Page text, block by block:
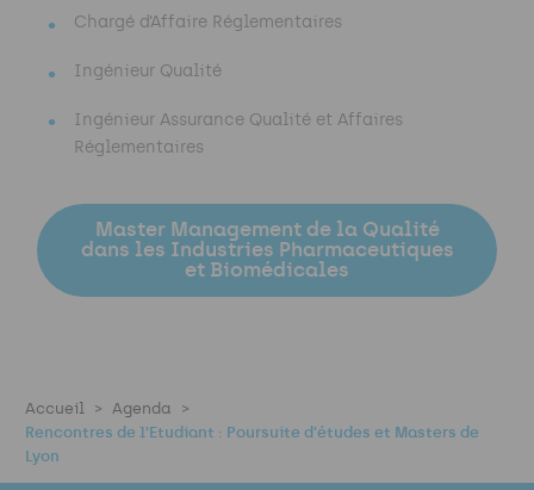
Chargé d’Affaire Réglementaires
Ingénieur Qualité
Ingénieur Assurance Qualité et Affaires
Réglementaires
Master Management de la Qualité
dans les Industries Pharmaceutiques
et Biomédicales
Accueil
Agenda
Rencontres de l'Etudiant : Poursuite d'études et Masters de
Lyon